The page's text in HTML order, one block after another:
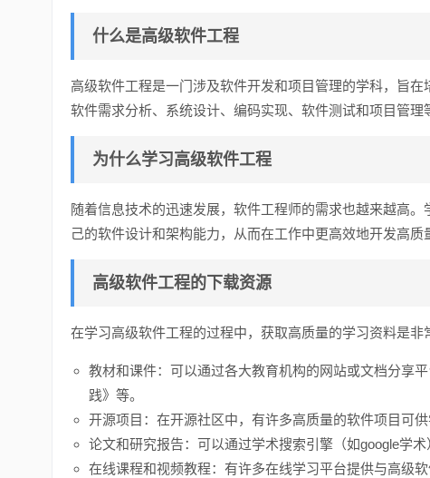
什么是高级软件工程
高级软件工程是一门涉及软件开发和项目管理的学科，旨
软件需求分析、系统设计、编码实现、软件测试和项目管理
为什么学习高级软件工程
随着信息技术的迅速发展，软件工程师的需求也越来越高
己的软件设计和架构能力，从而在工作中更高效地开发高质
高级软件工程的下载资源
在学习高级软件工程的过程中，获取高质量的学习资料是
教材和课件：可以通过各大教育机构的网站或文档分享
践》等。
开源项目：在开源社区中，有许多高质量的软件项目可
论文和研究报告：可以通过学术搜索引擎（如google学
在线课程和视频教程：有许多在线学习平台提供与高级